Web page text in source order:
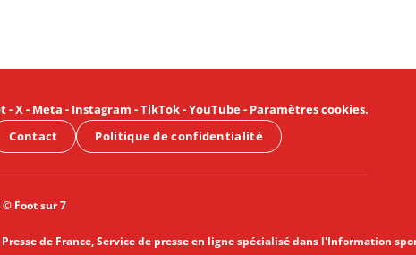
-X- Meta - Instagram -TikTok-YouTube- Paramètres cookies.
Contact Politique de confidentialité
© Foot sur 7
de France, Service de presse en ligne spécialisé dans l'Information